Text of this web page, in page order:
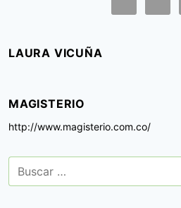
LAURA VICUÑA
MAGISTERIO
http://www.magisterio.com.co/